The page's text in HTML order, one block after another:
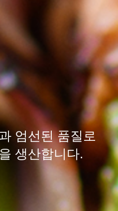
엄선된품질로
생산합니다.